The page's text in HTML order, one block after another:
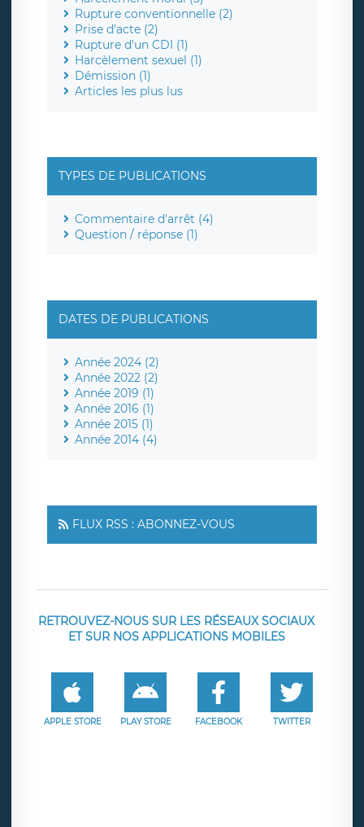
Rupture conventionnelle (2)
Prise d'acte (2)
Rupture d'un CDI (1)
Harcèlement sexuel (1)
Démission (1)
Articles les plus lus
TYPES DE PUBLICATIONS
Commentaire d'arrêt (4)
Question / réponse (1)
DATES DE PUBLICATIONS
Année 2024 (2)
Année 2022 (2)
Année 2019 (1)
Année 2016 (1)
Année 2015 (1)
Année 2014 (4)
FLUX RSS : ABONNEZ-VOUS
RETROUVEZ-NOUS SUR LES RÉSEAUX SOCIAUX
ET SUR NOS APPLICATIONS MOBILES
APPLE STORE PLAY STORE FACEBOOK TWITTER